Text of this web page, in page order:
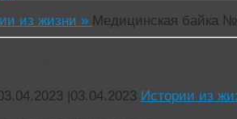
из жизни » Медицинская байка
|03.04.2023 Истории из